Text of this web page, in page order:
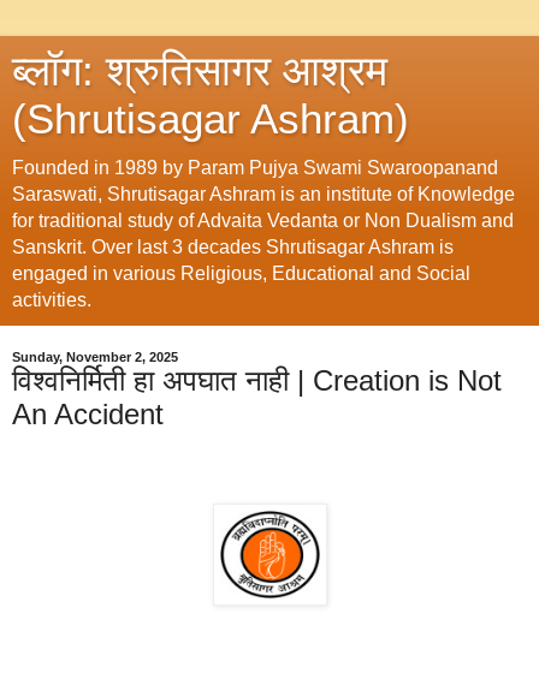
ब्लॉग: श्रुतिसागर आश्रम
(Shrutisagar Ashram)
Founded in 1989 by Param Pujya Swami Swaroopanand
Saraswati, Shrutisagar Ashram is an institute of Knowledge
for traditional study of Advaita Vedanta or Non Dualism and
Sanskrit. Over last 3 decades Shrutisagar Ashram is
engaged in various Religious, Educational and Social
activities.
Sunday, November 2, 2025
विश्वनिर्मिती हा अपघात नाही | Creation is Not
An Accident